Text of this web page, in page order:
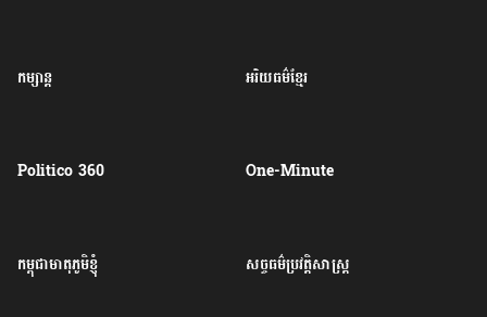
កម្សាន្ត អរិយធម៌ខ្មែរ
Politico 360 One-Minute
កម្ពុជាមាតុភូមិខ្ញុំ សច្ចធម៌ប្រវត្តិសាស្ត្រ